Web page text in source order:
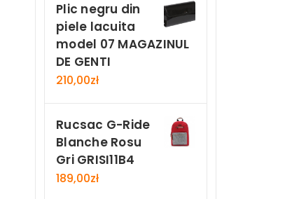
Plic negru din
piele lacuita
model 07 MAGAZINUL
DE GENTI
210,00zł
Rucsac G-Ride
Blanche Rosu
Gri GRISI11B4
189,00zł